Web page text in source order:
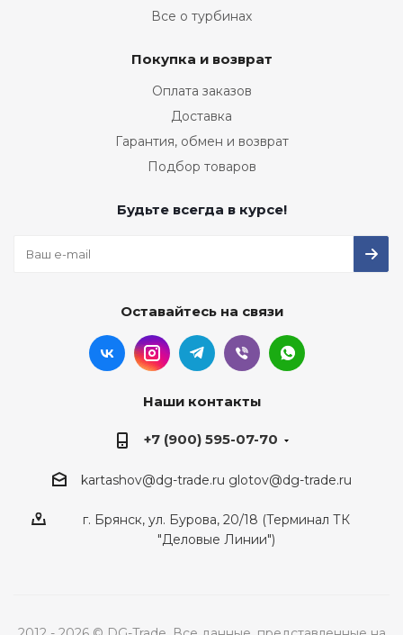
Все о турбинах
Покупка и возврат
Оплата заказов
Доставка
Гарантия, обмен и возврат
Подбор товаров
Будьте всегда в курсе!
Оставайтесь на связи
Наши контакты
+7 (900) 595-07-70
kartashov@dg-trade.ru glotov@dg-trade.ru
г. Брянск, ул. Бурова, 20/18 (Терминал ТК
"Деловые Линии")